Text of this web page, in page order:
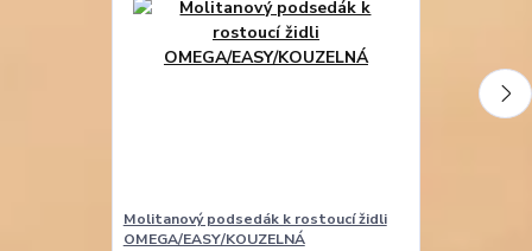
Molitanový podsedák k rostoucí židli
OMEGA/EASY/KOUZELNÁ